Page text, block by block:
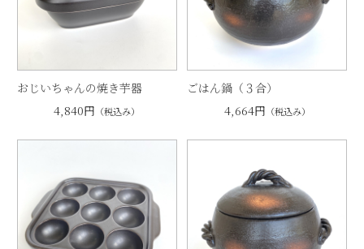
おじいちゃんの焼き芋器
4,840円 （税込み）
ごはん鍋（３合）
4,664円 （税込み）